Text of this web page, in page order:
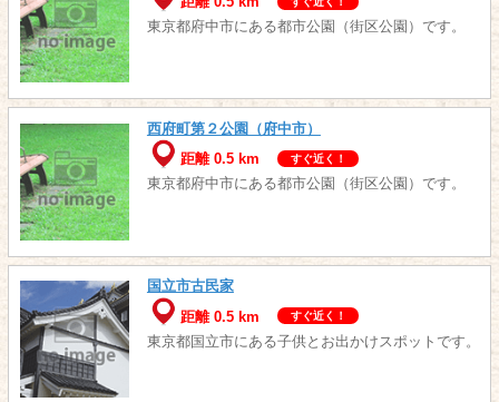
東京都府中市にある都市公園（街区公園）です。
西府町第２公園（府中市）
距離 0.5 km
すぐ近く！
東京都府中市にある都市公園（街区公園）です。
国立市古民家
距離 0.5 km
すぐ近く！
東京都国立市にある子供とお出かけスポットです。